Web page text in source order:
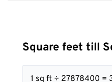
Square feet till
1 sq ft ÷ 27878400 =